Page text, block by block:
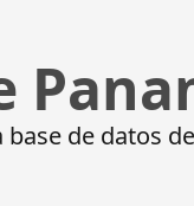
de datos